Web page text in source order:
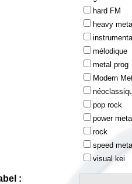
hard FM
heavy
mélodique
metal prog
Modern
pop rock
power
rock
speed
visual kei
: